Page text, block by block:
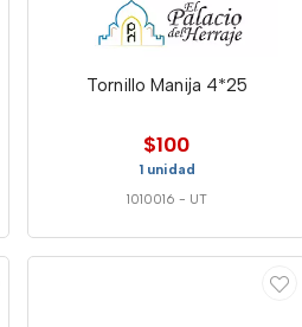
Tornillo Manija 4*25
$100
1 unidad
1010016 - UT